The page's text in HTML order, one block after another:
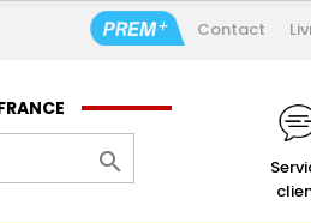
Contact

Couvercle de